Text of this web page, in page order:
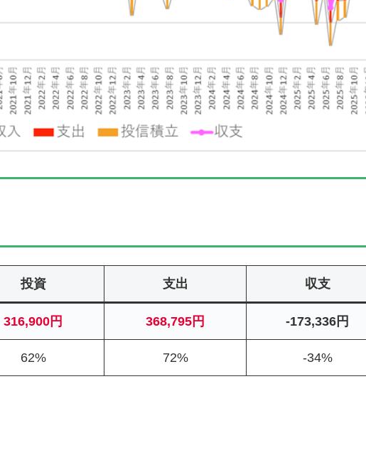
投資 支出 収支
316,900円 368,795円 -173,336円
62% 72% -34%